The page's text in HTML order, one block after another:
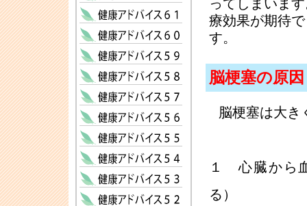
ってしまいま
療効果が期待
す。
脳梗塞の原因
脳梗塞は大き
１ 心臓から
る）